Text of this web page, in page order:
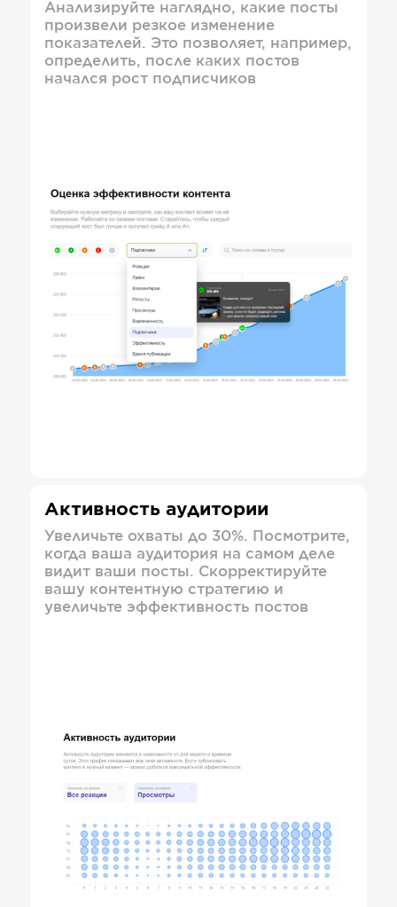
Анализируйте наглядно, какие посты
произвели резкое изменение
показателей. Это позволяет, например,
определить, после каких постов
начался рост подписчиков
Активность аудитории
Увеличьте охваты до 30%. Посмотрите,
когда ваша аудитория на самом деле
видит ваши посты. Скорректируйте
вашу контентную стратегию и
увеличьте эффективность постов